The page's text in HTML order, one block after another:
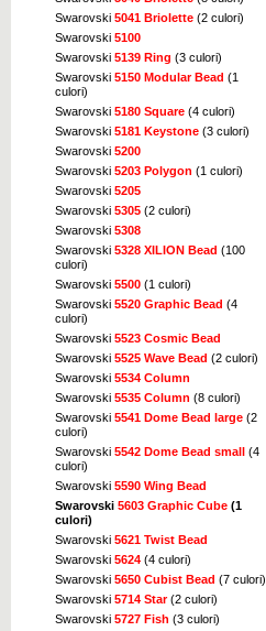
Swarovski 5041 Briolette (2 culori)
Swarovski 5100
Swarovski 5139 Ring (3 culori)
Swarovski 5150 Modular Bead (1
culori)
Swarovski 5180 Square (4 culori)
Swarovski 5181 Keystone (3 culori)
Swarovski 5200
Swarovski 5203 Polygon (1 culori)
Swarovski 5205
Swarovski 5305 (2 culori)
Swarovski 5308
Swarovski 5328 XILION Bead (100
culori)
Swarovski 5500 (1 culori)
Swarovski 5520 Graphic Bead (4
culori)
Swarovski 5523 Cosmic Bead
Swarovski 5525 Wave Bead (2 culori)
Swarovski 5534 Column
Swarovski 5535 Column (8 culori)
Swarovski 5541 Dome Bead large (2
culori)
Swarovski 5542 Dome Bead small (4
culori)
Swarovski 5590 Wing Bead
Swarovski 5603 Graphic Cube (1
culori)
Swarovski 5621 Twist Bead
Swarovski 5624 (4 culori)
Swarovski 5650 Cubist Bead (7 culori)
Swarovski 5714 Star(2 culori)
Swarovski 5727 Fish (3 culori)